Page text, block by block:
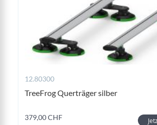
12.80300
TreeFrog Querträger silber
379,00 CHF